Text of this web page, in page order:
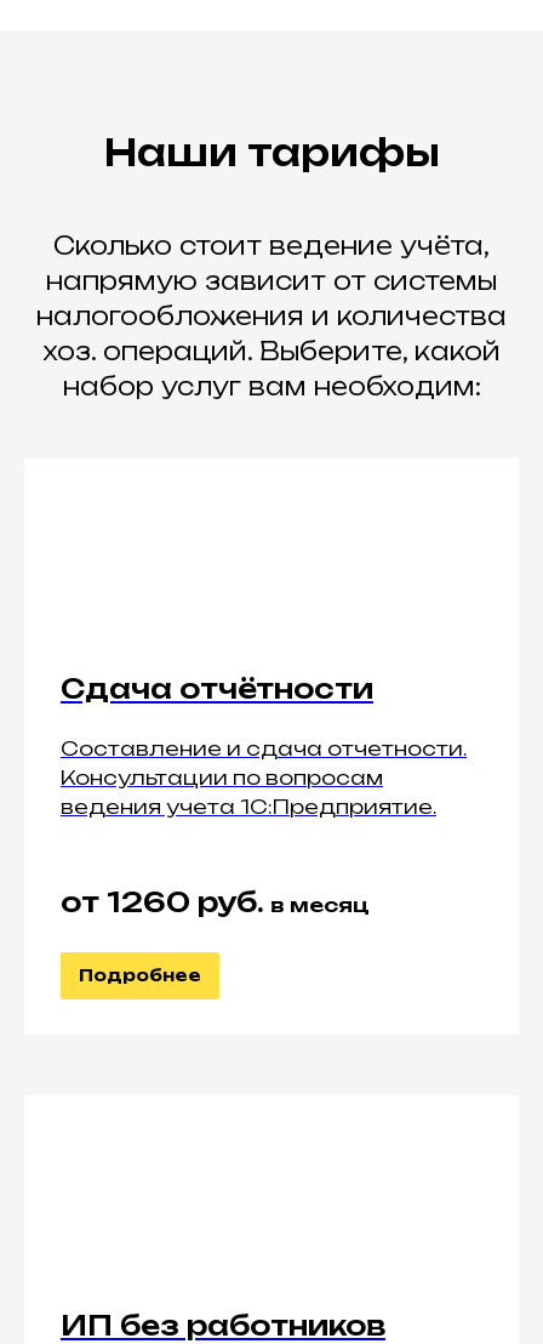
Наши тарифы
Сколько стоит ведение учёта,
напрямую зависит от системы
налогообложения и количества
хоз. операций. Выберите, какой
набор услуг вам необходим:
Сдача отчётности
Составление и сдача отчетности.
Консультации по вопросам
ведения учета 1С:Предприятие.
от 1260 руб. в месяц
Подробнее
ИП без работников